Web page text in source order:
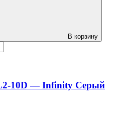
В корзину
10D — Infinity Серый